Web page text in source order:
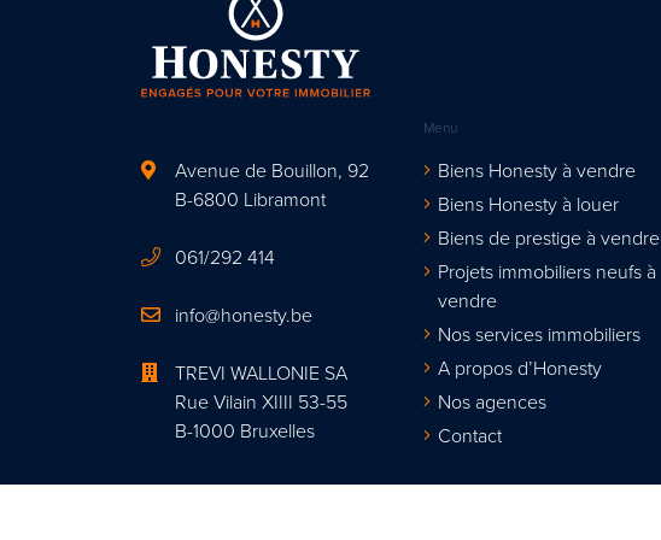
Avenue de Bouillon, 92
B-6800 Libramont
061/292 414
info@honesty.be
TREVI WALLONIE SA
Rue Vilain XIIII 53-55
B-1000 Bruxelles
Menu
Biens Honesty à vendre
Biens Honesty à louer
Biens de prestige à vendre
Projets immobiliers neufs à
vendre
Nos services immobiliers
A propos d’Honesty
Nos agences
Contact